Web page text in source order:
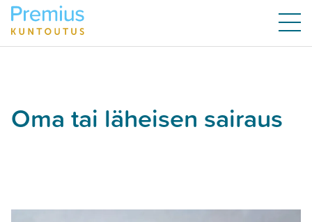
Oma tai läheisen sairaus